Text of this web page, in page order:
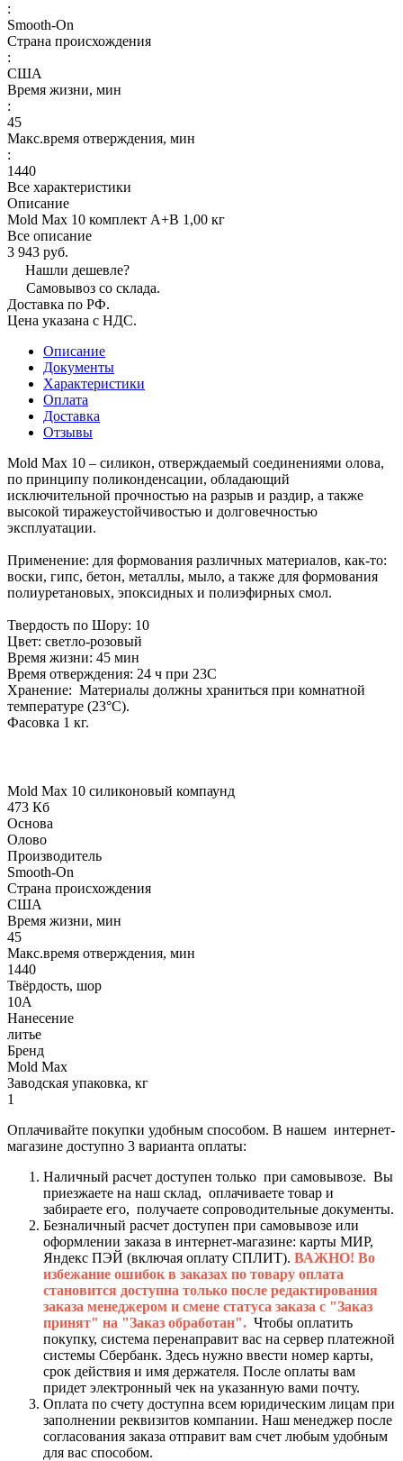
:
Smooth-On
Страна происхождения
:
США
Время жизни, мин
:
45
Макс.время отверждения, мин
:
1440
Все характеристики
Описание
Mold Max 10 комплект А+В 1,00 кг
Все описание
3 943 руб.
Нашли дешевле?
Самовывоз со склада.
Доставка по РФ.
Цена указана с НДС.
Описание
Документы
Характеристики
Оплата
Доставка
Отзывы
Mold Max 10 – силикон, отверждаемый соединениями олова,
по принципу поликонденсации, обладающий
исключительной прочностью на разрыв и раздир, а также
высокой тиражеустойчивостью и долговечностью
эксплуатации.
Применение: для формования различных материалов, как-то:
воски, гипс, бетон, металлы, мыло, а также для формования
полиуретановых, эпоксидных и полиэфирных смол.
Твердость по Шору: 10
Цвет: светло-розовый
Время жизни: 45 мин
Время отверждения: 24 ч при 23С
Хранение: Материалы должны храниться при комнатной
температуре (23°C).
Фасовка 1 кг.
Mold Max 10 силиконовый компаунд
473 Кб
Основа
Олово
Производитель
Smooth-On
Страна происхождения
США
Время жизни, мин
45
Макс.время отверждения, мин
1440
Твёрдость, шор
10А
Нанесение
литье
Бренд
Mold Max
Заводская упаковка, кг
1
Оплачивайте покупки удобным способом. В нашем интернет-
магазине доступно 3 варианта оплаты:
Наличный расчет доступен только при самовывозе. Вы
приезжаете на наш склад, оплачиваете товар и
забираете его, получаете сопроводительные документы.
Безналичный расчет доступен при самовывозе или
оформлении заказа в интернет-магазине: карты МИР,
Яндекс ПЭЙ (включая оплату СПЛИТ). ВАЖНО! Во
избежание ошибок в заказах по товару оплата
становится доступна только после редактирования
заказа менеджером и смене статуса заказа с "Заказ
принят" на "Заказ обработан". Чтобы оплатить
покупку, система перенаправит вас на сервер платежной
системы Сбербанк. Здесь нужно ввести номер карты,
срок действия и имя держателя. После оплаты вам
придет электронный чек на указанную вами почту.
Оплата по счету доступна всем юридическим лицам при
заполнении реквизитов компании. Наш менеджер после
согласования заказа отправит вам счет любым удобным
для вас способом.